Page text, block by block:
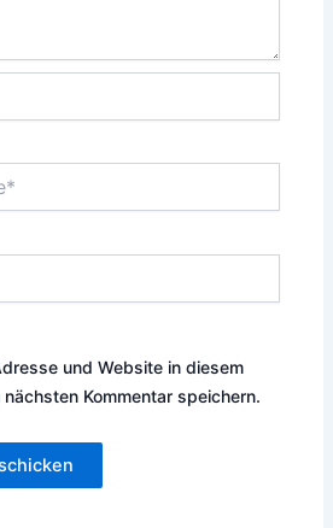
und Website in diesem
Kommentar speichern.